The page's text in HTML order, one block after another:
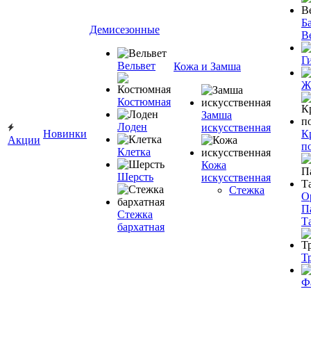
Акции
Новинки
Демисезонные
Вельвет
Костюмная
Лоден
Клетка
Шерсть
Стежка
бархатная
Кожа и Замша
Замша
искусственная
Кожа
искусственная
Стежка